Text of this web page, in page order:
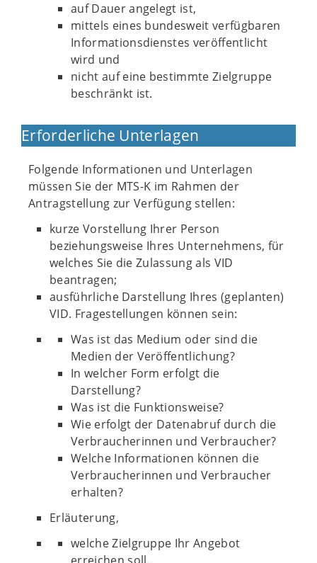
auf Dauer angelegt ist,
mittels eines bundesweit verfügbaren
Informationsdienstes veröffentlicht
wird und
nicht auf eine bestimmte Zielgruppe
beschränkt ist.
Erforderliche Unterlagen
Folgende Informationen und Unterlagen
müssen Sie der MTS-K im Rahmen der
Antragstellung zur Verfügung stellen:
kurze Vorstellung Ihrer Person
beziehungsweise Ihres Unternehmens, für
welches Sie die Zulassung als VID
beantragen;
ausführliche Darstellung Ihres (geplanten)
VID. Fragestellungen können sein:
Was ist das Medium oder sind die
Medien der Veröffentlichung?
In welcher Form erfolgt die
Darstellung?
Was ist die Funktionsweise?
Wie erfolgt der Datenabruf durch die
Verbraucherinnen und Verbraucher?
Welche Informationen können die
Verbraucherinnen und Verbraucher
erhalten?
Erläuterung,
welche Zielgruppe Ihr Angebot